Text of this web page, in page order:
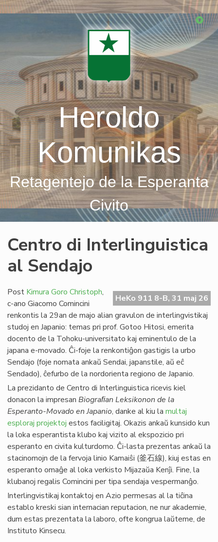
Skip
Heroldo
Komunikas
Retagentejo de la Esperanta
Civito
Centro di Interlinguistica
al Sendajo
HeKo 911 8-B, 31 maj 26
Post Kimura Goro Christoph,
c-ano Giacomo Comincini
renkontis la 29an de majo alian gravulon de interlingvistikaj
studoj en Japanio: temas pri prof. Gotoo Hitosi, emerita
docento de la Tohoku-universitato kaj eminentulo de la
japana e-movado. Ĉi-foje la renkontiĝon gastigis la urbo
Sendajo (foje nomata ankaŭ Sendai, japanstile, aŭ eĉ
Sendado), ĉefurbo de la nordorienta regiono de Japanio.
La prezidanto de Centro di Interlinguistica ricevis kiel
donacon la impresan Biograﬁan Leksikonon de la
Esperanto-Movado en Japanio, danke al kiu la multaj
esploraj projektoj estos faciligitaj. Okazis ankaŭ kunsido kun
la loka esperantista klubo kaj vizito al ekspozicio pri
esperanto en civita kulturdomo. Ĉi-lasta prezentas ankaŭ la
stacinomojn de la fervoja linio Kamaiŝi (釜石線), kiuj estas en
esperanto omaĝe al loka verkisto Mijazaŭa Kenĵi. Fine, la
klubanoj regalis Comincini per tipa sendaja vespermanĝo.
Interlingvistikaj kontaktoj en Azio permesas al la tiĉina
establo kreski sian internacian reputacion, ne nur akademie,
dum estas prezentata la laboro, ofte kongrua laŭteme, de
Instituto Kinsecu.